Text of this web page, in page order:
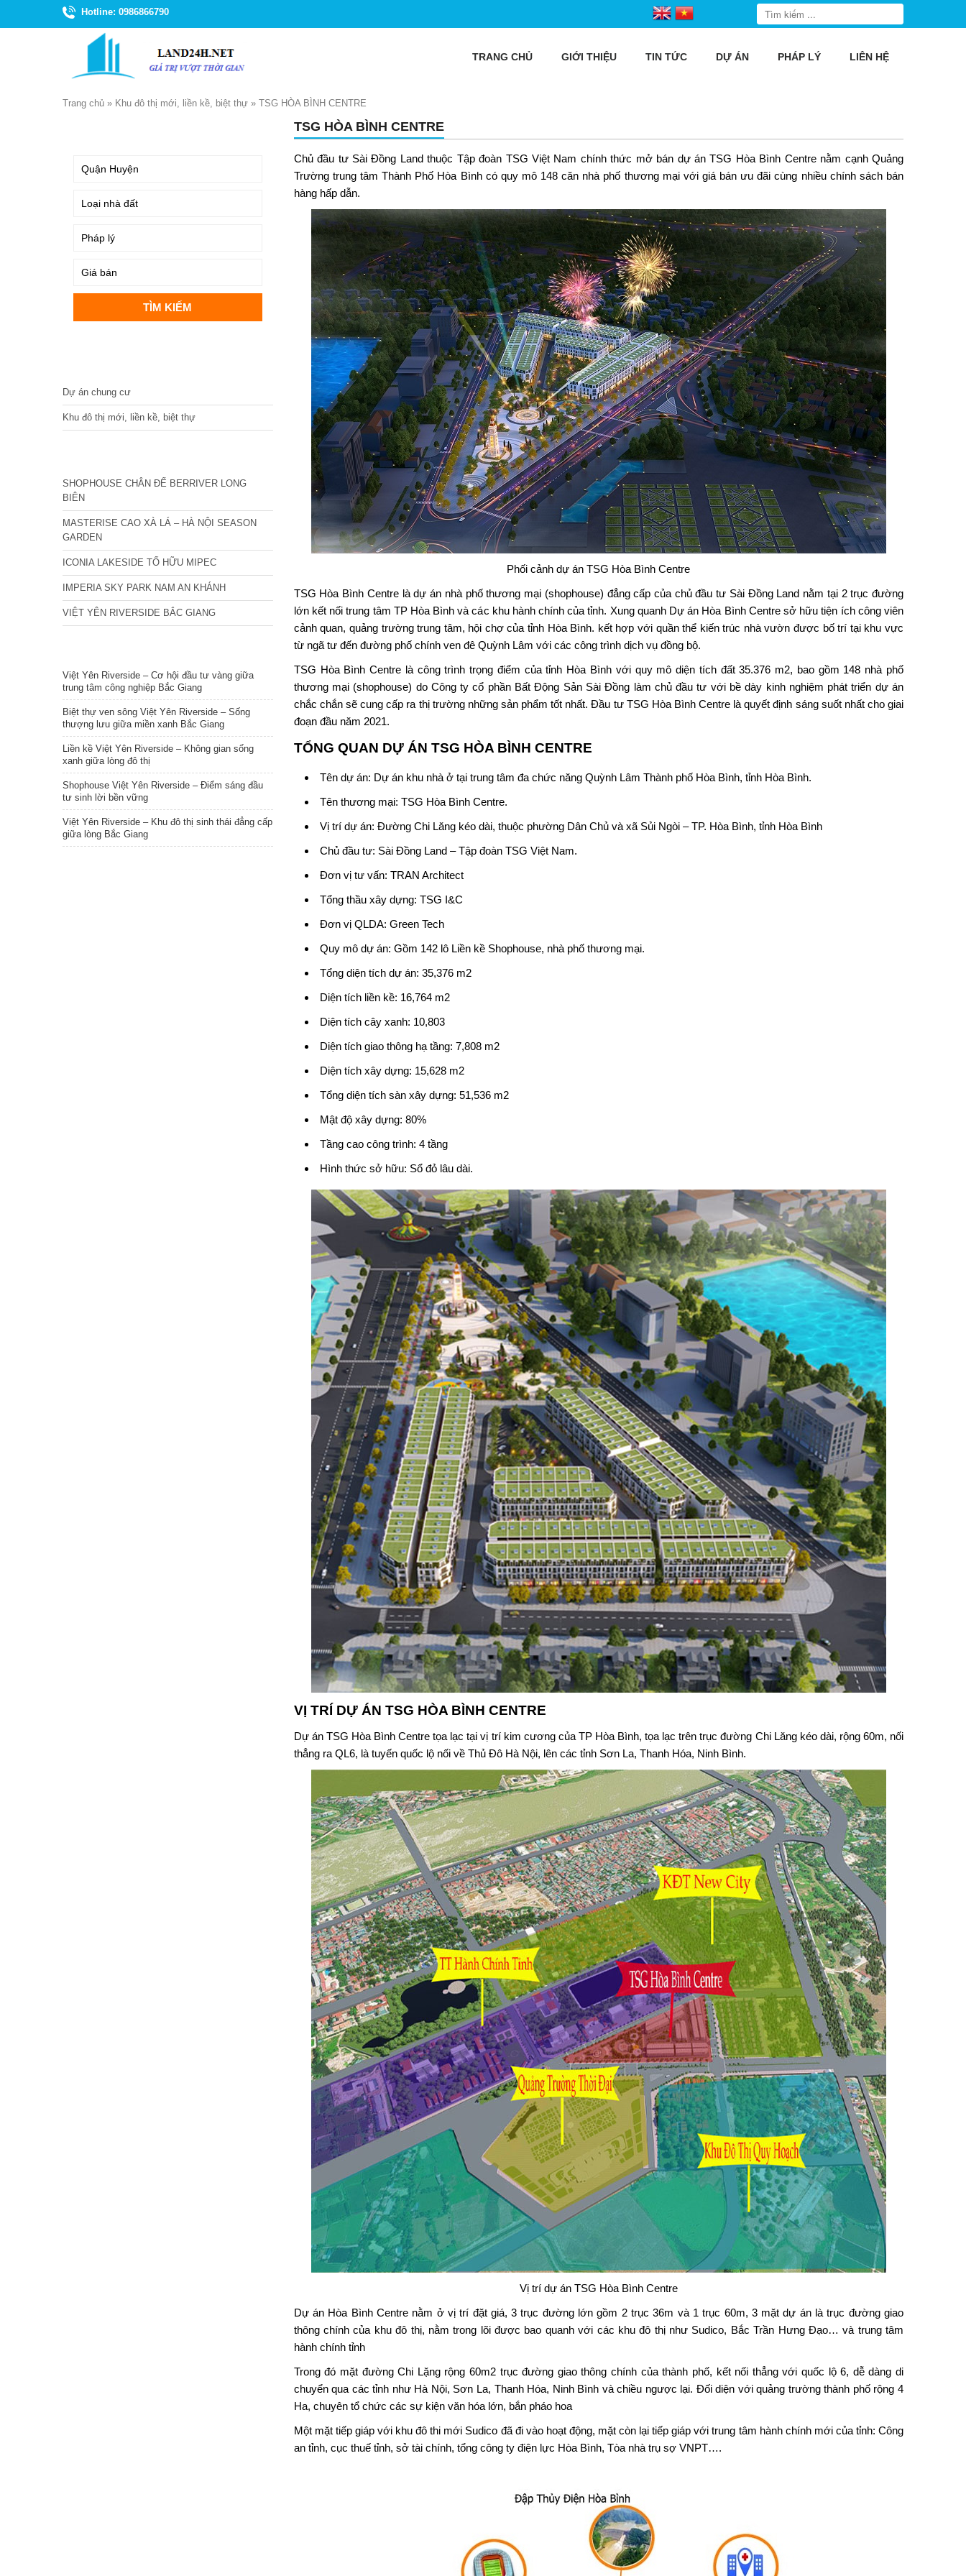
Hotline: 0986866790
TRANG CHỦ GIỚI THIỆU TIN TỨC DỰ ÁN PHÁP LÝ LIÊN HỆ
Trang chủ » Khu đô thị mới, liền kề, biệt thự » TSG HÒA BÌNH CENTRE
TSG HÒA BÌNH CENTRE
Chủ đầu tư Sài Đồng Land thuộc Tập đoàn TSG Việt Nam chính thức mở bán dự ánTSG Hòa Bình Centrenằm cạnh Quảng
Trường trung tâm Thành Phố Hòa Bình có quy mô 148 căn nhà phố thương mại với giá bán ưu đãi cùng nhiều chính sách bán
hàng hấp dẫn.
Phối cảnh dự án TSG Hòa Bình Centre
TSG Hòa Bình Centrelà dự án nhà phố thương mại (shophouse) đẳng cấp của chủ đầu tư Sài Đồng Land nằm tại 2 trục đường
lớn kết nối trung tâm TP Hòa Bình và các khu hành chính của tỉnh. Xung quanh Dự án Hòa Bình Centre sở hữu tiện ích công viên
cảnh quan, quảng trường trung tâm, hội chợ của tỉnh Hòa Bình. kết hợp với quần thể kiến trúc nhà vườn được bố trí tại khu vực
từ ngã tư đến đường phố chính ven đê Quỳnh Lâm với các công trình dịch vụ đồng bộ.
TSG Hòa Bình Centre là công trình trọng điểm của tỉnh Hòa Bình với quy mô diện tích đất 35.376 m2, bao gồm 148 nhà phố
thương mại (shophouse) do Công ty cổ phần Bất Động Sản Sài Đồng làm chủ đầu tư với bề dày kinh nghiệm phát triển dự án
chắc chắn sẽ cung cấp ra thị trường những sản phẩm tốt nhất. Đầu tư TSG Hòa Bình Centre là quyết định sáng suốt nhất cho giai
đoạn đầu năm 2021.
TỔNG QUAN DỰ ÁN TSG HÒA BÌNH CENTRE
Tên dự án: Dự án khu nhà ở tại trung tâm đa chức năng Quỳnh Lâm Thành phố Hòa Bình, tỉnh Hòa Bình.
Tên thương mại: TSG Hòa Bình Centre.
Vị trí dự án: Đường Chi Lăng kéo dài, thuộc phường Dân Chủ và xã Sủi Ngòi – TP. Hòa Bình, tỉnh Hòa Bình
Chủ đầu tư: Sài Đồng Land– Tập đoàn TSG Việt Nam.
Đơn vị tư vấn: TRAN Architect
Tổng thầu xây dựng: TSG I&C
Đơn vị QLDA: Green Tech
Quy mô dự án: Gồm 142 lô Liền kề Shophouse, nhà phố thương mại.
Tổng diện tích dự án: 35,376 m2
Diện tích liền kề: 16,764 m2
Diện tích cây xanh: 10,803
Diện tích giao thông hạ tầng: 7,808 m2
Diện tích xây dựng: 15,628 m2
Tổng diện tích sàn xây dựng: 51,536 m2
Mật độ xây dựng: 80%
Tầng cao công trình: 4 tầng
Hình thức sở hữu: Sổ đỏ lâu dài.
VỊ TRÍ DỰ ÁN TSG HÒA BÌNH CENTRE
Dự án TSG Hòa Bình Centre tọa lạc tại vị trí kim cương của TP Hòa Bình, tọa lạc trên trục đường Chi Lăng kéo dài, rộng 60m, nối
thẳng ra QL6, là tuyến quốc lộ nối về Thủ Đô Hà Nội, lên các tỉnh Sơn La, Thanh Hóa, Ninh Bình.
Vị trí dự án TSG Hòa Bình Centre
Dự án Hòa Bình Centre nằm ở vị trí đặt giá, 3 trục đường lớn gồm 2 trục 36m và 1 trục 60m, 3 mặt dự án là trục đường giao
thông chính của khu đô thị, nằm trong lõi được bao quanh với các khu đô thị như Sudico, Bắc Trần Hưng Đạo… và trung tâm
hành chính tỉnh
Trong đó mặt đường Chi Lặng rộng 60m2 trục đường giao thông chính của thành phố, kết nối thẳng với quốc lộ 6, dễ dàng di
chuyển qua các tỉnh như Hà Nội, Sơn La, Thanh Hóa, Ninh Bình và chiều ngược lại. Đối diện với quảng trường thành phố rộng 4
Ha, chuyên tổ chức các sự kiện văn hóa lớn, bắn pháo hoa
Một mặt tiếp giáp với khu đô thi mới Sudico đã đi vào hoạt động, mặt còn lại tiếp giáp với trung tâm hành chính mới của tỉnh: Công
an tỉnh, cục thuế tỉnh, sở tài chính, tổng công ty điện lực Hòa Bình, Tòa nhà trụ sợ VNPT….
Dự án chung cư
Khu đô thị mới, liền kề, biệt thự
SHOPHOUSE CHÂN ĐẾ BERRIVER LONG
BIÊN
MASTERISE CAO XÀ LÁ – HÀ NỘI SEASON
GARDEN
ICONIA LAKESIDE TỐ HỮU MIPEC
IMPERIA SKY PARK NAM AN KHÁNH
VIỆT YÊN RIVERSIDE BẮC GIANG
Việt Yên Riverside – Cơ hội đầu tư vàng giữa
trung tâm công nghiệp Bắc Giang
Biệt thự ven sông Việt Yên Riverside – Sống
thượng lưu giữa miền xanh Bắc Giang
Liền kề Việt Yên Riverside – Không gian sống
xanh giữa lòng đô thị
Shophouse Việt Yên Riverside – Điểm sáng đầu
tư sinh lời bền vững
Việt Yên Riverside – Khu đô thị sinh thái đẳng cấp
giữa lòng Bắc Giang